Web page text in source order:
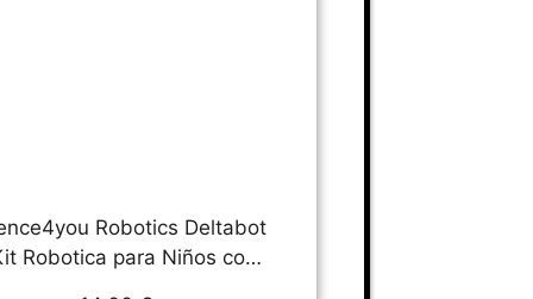
Robotics Deltabot
Robotica para Niños con